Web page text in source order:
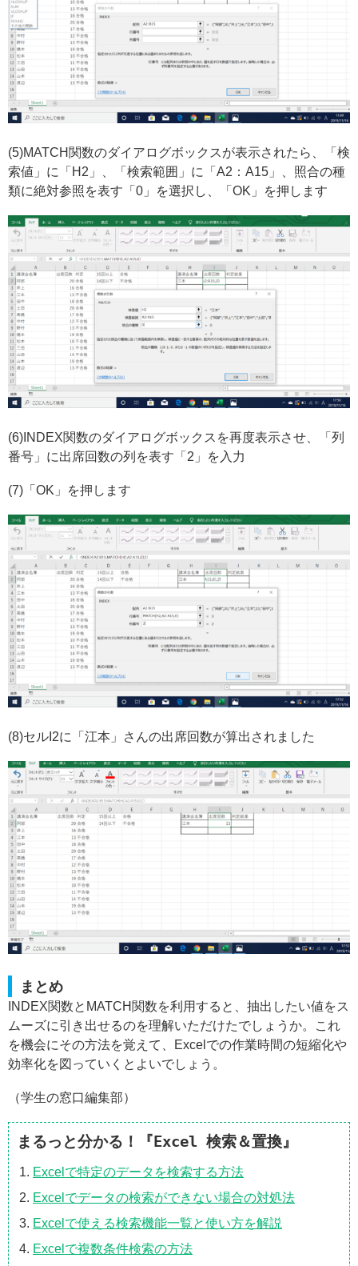
(5)MATCH関数のダイアログボックスが表示されたら、「検
索値」に「H2」、「検索範囲」に「A2：A15」、照合の種
類に絶対参照を表す「0」を選択し、「OK」を押します
(6)INDEX関数のダイアログボックスを再度表示させ、「列
番号」に出席回数の列を表す「2」を入力
(7)「OK」を押します
(8)セルI2に「江本」さんの出席回数が算出されました
まとめ
INDEX関数とMATCH関数を利用すると、抽出したい値をス
ムーズに引き出せるのを理解いただけたでしょうか。これ
を機会にその方法を覚えて、Excelでの作業時間の短縮化や
効率化を図っていくとよいでしょう。
（学生の窓口編集部）
まるっと分かる！『Excel 検索＆置換』
Excelで特定のデータを検索する方法
Excelでデータの検索ができない場合の対処法
Excelで使える検索機能一覧と使い方を解説
Excelで複数条件検索の方法